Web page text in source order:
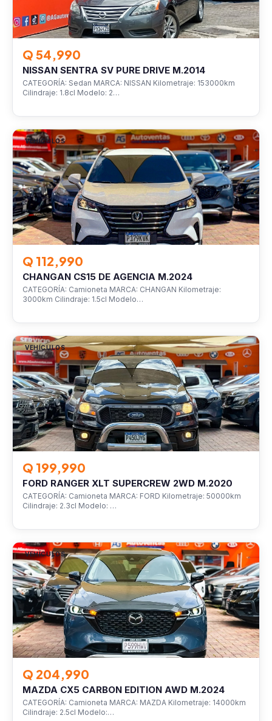
Q 54,990
NISSAN SENTRA SV PURE DRIVE M.2014
CATEGORÍA: Sedan MARCA: NISSAN Kilometraje: 153000km
Cilindraje: 1.8cl Modelo: 2…
VEHÍCULOS
Q 112,990
CHANGAN CS15 DE AGENCIA M.2024
CATEGORÍA: Camioneta MARCA: CHANGAN Kilometraje:
3000km Cilindraje: 1.5cl Modelo…
VEHÍCULOS
Q 199,990
FORD RANGER XLT SUPERCREW 2WD M.2020
CATEGORÍA: Camioneta MARCA: FORD Kilometraje: 50000km
Cilindraje: 2.3cl Modelo: …
VEHÍCULOS
Q 204,990
MAZDA CX5 CARBON EDITION AWD M.2024
CATEGORÍA: Camioneta MARCA: MAZDA Kilometraje: 14000km
Cilindraje: 2.5cl Modelo:…